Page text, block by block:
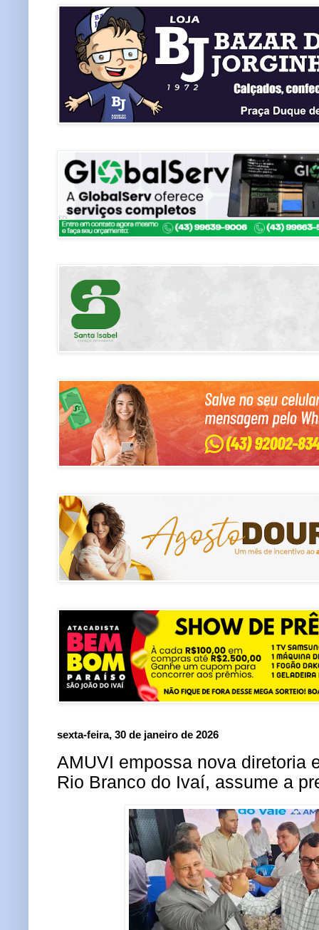
sexta-feira, 30 de janeiro de 2026
AMUVI empossa nova diretoria
Rio Branco do Ivaí, assume a